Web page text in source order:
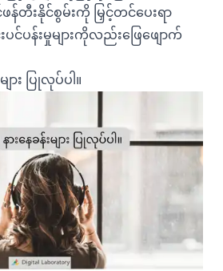
တီးနိုင်စွမ်းကို မြှင့်တင်ပေးရာ
င်ပန်းမှုများကိုလည်းဖြေဖျောက်
ျား ပြုလုပ်ပါ။